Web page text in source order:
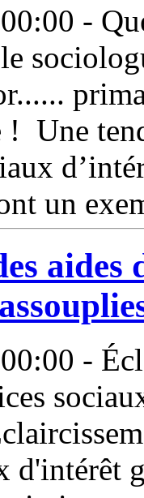
-
Une
un
aides
-
d'intérêt